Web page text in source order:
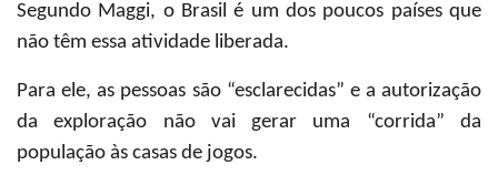
Segundo Maggi, o Brasil é um dos poucos países que
não têm essa atividade liberada.
Para ele, as pessoas são “esclarecidas” e a autorização
da exploração não vai gerar uma “corrida” da
população às casas de jogos.